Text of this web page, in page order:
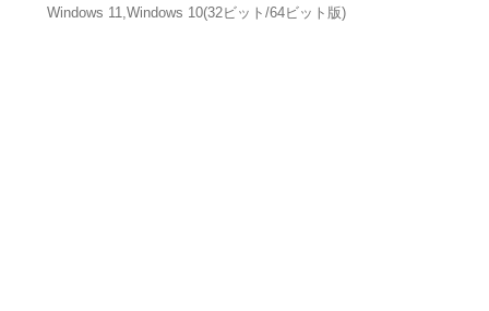
Windows 11,Windows 10(32ビット/64ビット版)